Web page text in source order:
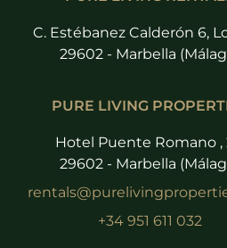
C. Estébanez Calderón 6,
29602 - Marbella
PURE LIVING
Hotel Puente Romano ,
29602 - Marbella
+34 951 611 032